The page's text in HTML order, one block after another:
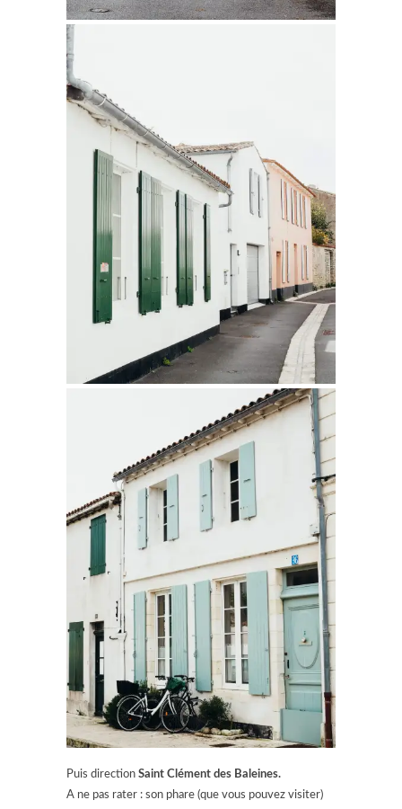
Puis direction Saint Clément des Baleines.
A ne pas rater : son phare (que vous pouvez visiter)